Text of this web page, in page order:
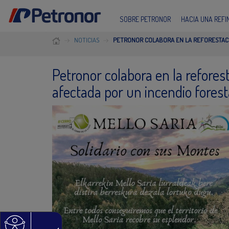
SOBRE PETRONOR HACIA UNA
NOTICIAS PETRONOR COLABORA EN LA
Petronor colabora en la
afectada por un incendio